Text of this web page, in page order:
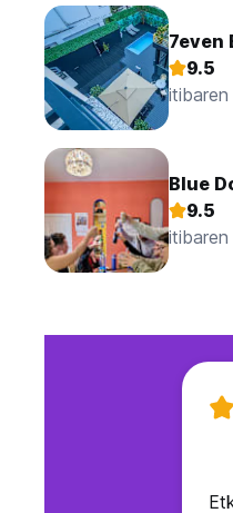
7even
9.5
Blue
9.5